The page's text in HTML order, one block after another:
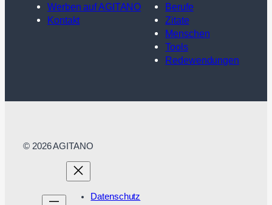
Werben auf AGITANO
Kontakt
Berufe
Zitate
Menschen
Tools
Redewendungen
© 2026 AGITANO
Datenschutz